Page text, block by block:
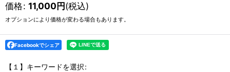
価格: 11,000円(税込)
オプションにより価格が変わる場合もあります。
Facebookでシェア
【１】キーワードを選択: